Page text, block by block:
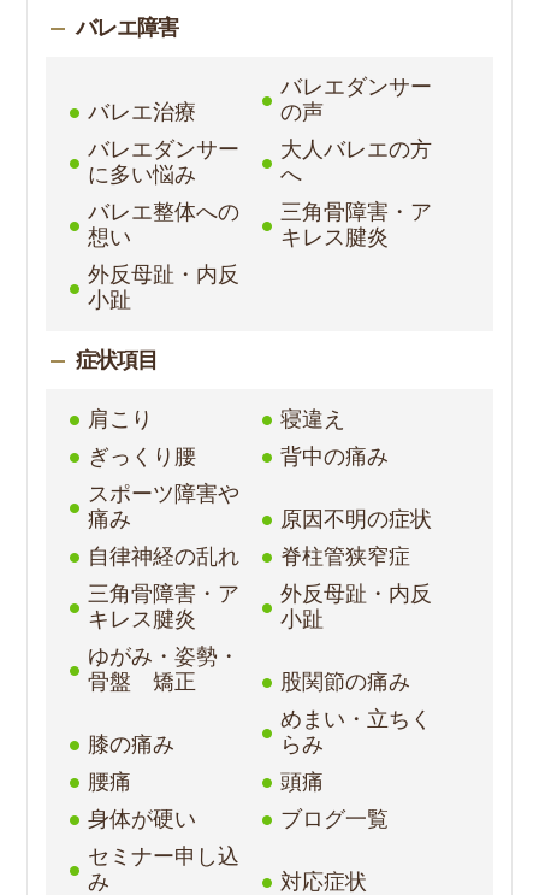
バレエ障害
バレエ治療
バレエダンサー
の声
バレエダンサー
に多い悩み
大人バレエの方
へ
バレエ整体への
想い
三角骨障害・ア
キレス腱炎
外反母趾・内反
小趾
症状項目
肩こり
寝違え
ぎっくり腰
背中の痛み
スポーツ障害や
痛み
原因不明の症状
自律神経の乱れ
脊柱管狭窄症
三角骨障害・ア
キレス腱炎
外反母趾・内反
小趾
ゆがみ・姿勢・
骨盤 矯正
股関節の痛み
膝の痛み
めまい・立ちく
らみ
腰痛
頭痛
身体が硬い
ブログ一覧
セミナー申し込
み
対応症状